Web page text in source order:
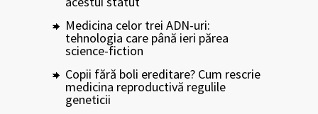
Medicina celor trei ADN-uri:
tehnologia care până ieri părea
science-fiction
Copii fără boli ereditare? Cum rescrie
medicina reproductivă regulile
geneticii